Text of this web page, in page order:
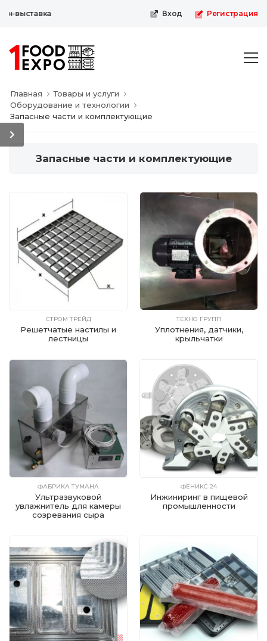
выставка Вход Регистрация
Главная
Товары и услуги
Оборудование и технологии
Запасные части и комплектующие
Запасные части и комплектующие
СТРОМ ТРЕЙД
Решетчатые настилы и
лестницы
ТЕХНО ГРУПП
Уплотнения, датчики,
крыльчатки
ФАБРИКА ТУМАНА
Ультразвуковой
увлажнитель для камеры
созревания сыра
ФЕНИКС 24
Инжиниринг в пищевой
промышленности